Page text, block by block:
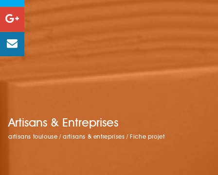
Artisans & Entreprises
artisans toulouse /artisans & entreprises / Fiche projet